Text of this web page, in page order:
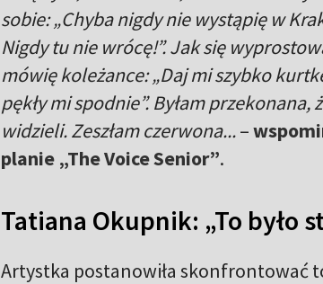
sobie: „Chyba nigdy nie wystąpię w
Nigdy tu nie wrócę!”. Jak się
mówię koleżance: „Daj mi szybko
pękły mi spodnie”. Byłam przekonana,
widzieli. Zeszłam czerwona...–
planie „The Voice Senior”.
Tatiana Okupnik: „To było
Artystka postanowiła skonfrontować